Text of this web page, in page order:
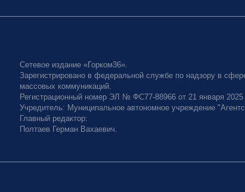
Сетевое издание «Горком36».
Зарегистрировано в федеральной службе по надзору в
массовых коммуникаций.
Регистрационный номер ЭЛ № ФС77-88966 от 21 января 2025
Учредитель: Муниципальное автономное учреждение
Главный редактор:
Полтаев Герман Вахаевич.